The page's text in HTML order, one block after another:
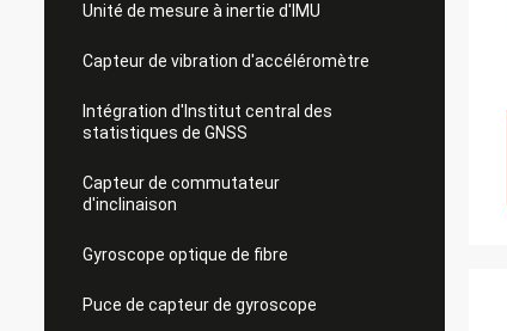
Unité de mesure à inertie d'IMU
Capteur de vibration d'accéléromètre
Intégration d'Institut central des
statistiques de GNSS
Capteur de commutateur
d'inclinaison
Gyroscope optique de fibre
Puce de capteur de gyroscope